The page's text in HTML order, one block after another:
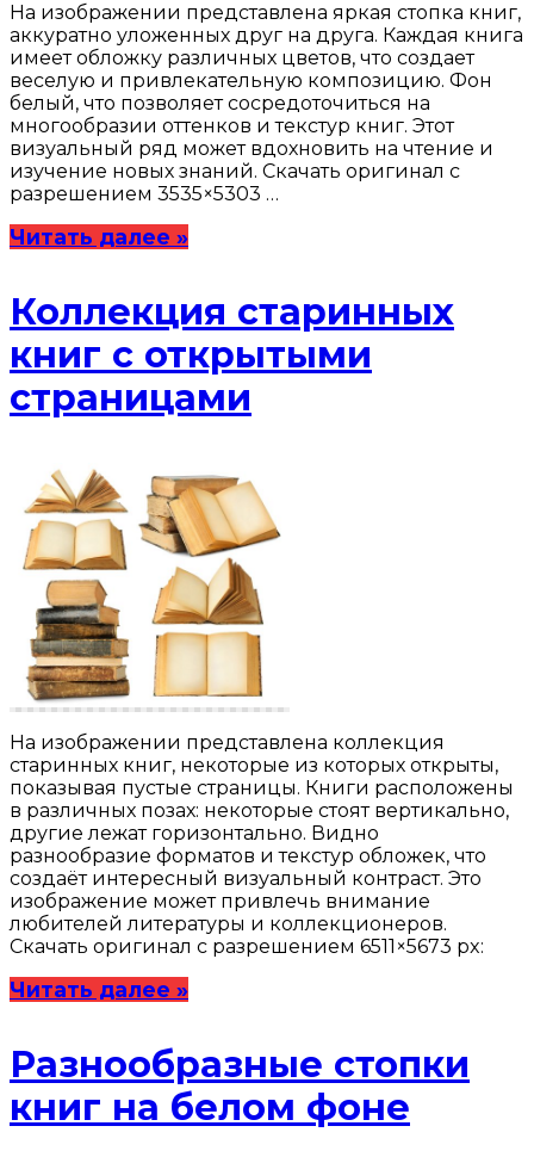
На изображении представлена яркая стопка книг,
аккуратно уложенных друг на друга. Каждая книга
имеет обложку различных цветов, что создает
веселую и привлекательную композицию. Фон
белый, что позволяет сосредоточиться на
многообразии оттенков и текстур книг. Этот
визуальный ряд может вдохновить на чтение и
изучение новых знаний. Скачать оригинал с
разрешением 3535×5303 …
Читать далее »
Коллекция старинных
книг с открытыми
страницами
На изображении представлена коллекция
старинных книг, некоторые из которых открыты,
показывая пустые страницы. Книги расположены
в различных позах: некоторые стоят вертикально,
другие лежат горизонтально. Видно
разнообразие форматов и текстур обложек, что
создаёт интересный визуальный контраст. Это
изображение может привлечь внимание
любителей литературы и коллекционеров.
Скачать оригинал с разрешением 6511×5673 px:
Читать далее »
Разнообразные стопки
книг на белом фоне